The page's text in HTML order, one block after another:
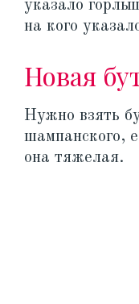
указало
на кого
Новая
Нужно взять
шампанского,
она тяжелая.